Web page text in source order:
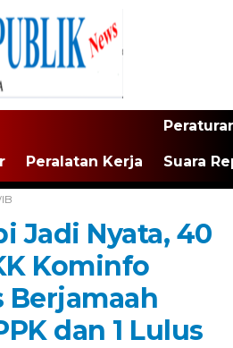
Peralatan Kerja Suara
Jadi Nyata, 40
Kominfo
Berjamaah
dan 1 Lulus